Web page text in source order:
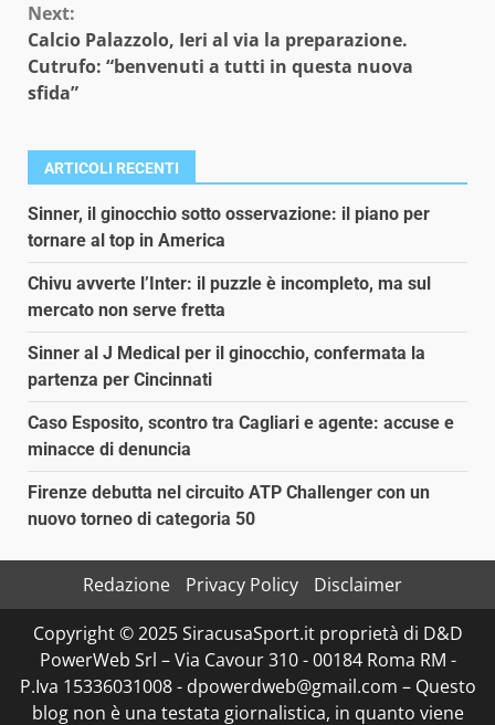
Next:
Calcio Palazzolo, Ieri al via la preparazione.
Cutrufo: “benvenuti a tutti in questa nuova
sfida”
ARTICOLI RECENTI
Sinner, il ginocchio sotto osservazione: il piano per
tornare al top in America
Chivu avverte l’Inter: il puzzle è incompleto, ma sul
mercato non serve fretta
Sinner al J Medical per il ginocchio, confermata la
partenza per Cincinnati
Caso Esposito, scontro tra Cagliari e agente: accuse e
minacce di denuncia
Firenze debutta nel circuito ATP Challenger con un
nuovo torneo di categoria 50
Redazione Privacy Policy
Disclaimer
Copyright © 2025 SiracusaSport.it proprietà di D&D
PowerWeb Srl – Via Cavour 310 - 00184 Roma RM -
P.Iva 15336031008 - dpowerdweb@gmail.com – Questo
blog non è una testata giornalistica, in quanto viene